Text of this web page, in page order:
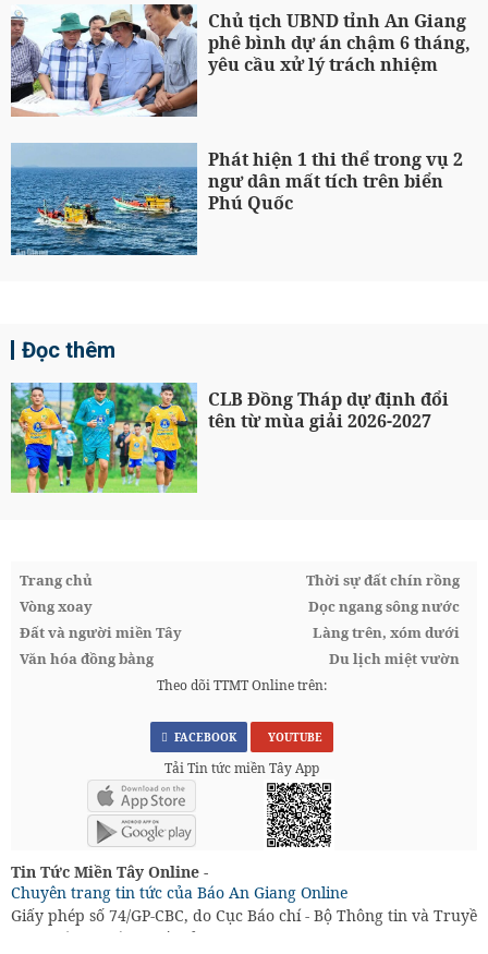
Chủ tịch UBND tỉnh An Giang
phê bình dự án chậm 6 tháng,
yêu cầu xử lý trách nhiệm
Phát hiện 1 thi thể trong vụ 2
ngư dân mất tích trên biển
Phú Quốc
Đọc thêm
CLB Đồng Tháp dự định đổi
tên từ mùa giải 2026-2027
Trang chủ
Thời sự đất chín rồng
Vòng xoay
Dọc ngang sông nước
Đất và người miền Tây
Làng trên, xóm dưới
Văn hóa đồng bằng
Du lịch miệt vườn
Theo dõi TTMT Online trên:
FACEBOOK YOUTUBE
Tải Tin tức miền Tây App
Tin Tức Miền Tây Online -
Chuyên trang tin tức của Báo An Giang Online
Giấy phép số 74/GP-CBC, do Cục Báo chí - Bộ Thông tin và
Chịu trách nhiệm xuất bản: